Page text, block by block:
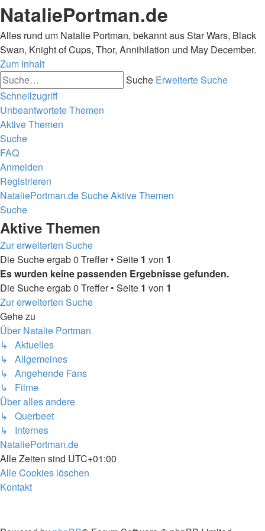
NataliePortman.de
Alles rund um Natalie Portman, bekannt aus Star Wars, Black
Swan, Knight of Cups, Thor, Annihilation und May December.
Zum Inhalt
Suche Erweiterte Suche
Schnellzugriff
Unbeantwortete Themen
Aktive Themen
Suche
FAQ
Anmelden
Registrieren
NataliePortman.deSucheAktive Themen
Suche
Aktive Themen
Zur erweiterten Suche
Die Suche ergab 0 Treffer • Seite 1 von 1
Es wurden keine passenden Ergebnisse gefunden.
Die Suche ergab 0 Treffer • Seite 1 von 1
Zur erweiterten Suche
Gehe zu
Über Natalie Portman
↳ Aktuelles
↳ Allgemeines
↳ Angehende Fans
↳ Filme
Über alles andere
↳ Querbeet
↳ Internes
NataliePortman.de
Alle Zeiten sind UTC+01:00
Alle Cookies löschen
Kontakt